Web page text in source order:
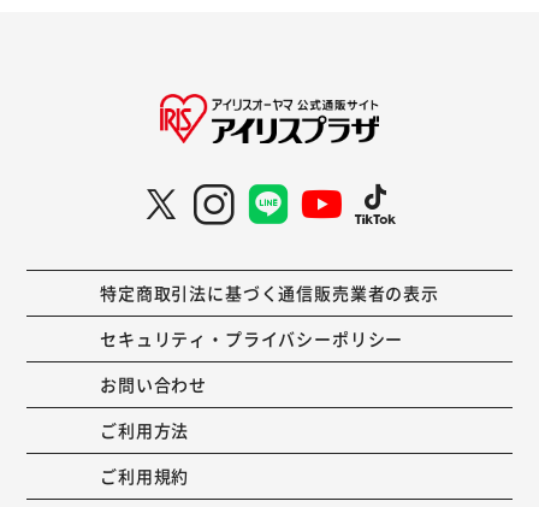
特定商取引法に基づく通信販売業者の表示
セキュリティ・プライバシーポリシー
お問い合わせ
ご利用方法
ご利用規約